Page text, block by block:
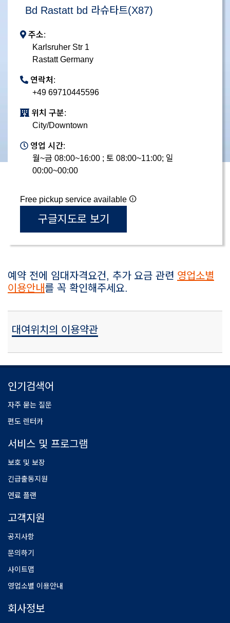
Bd Rastatt bd 라슈타트(X87)
주소:
Karlsruher Str 1
Rastatt Germany
연락처:
+49 69710445596
위치 구분:
City/Downtown
영업 시간:
월~금 08:00~16:00 ; 토 08:00~11:00; 일
00:00~00:00
Free pickup service available
구글지도로 보기
예약 전에 임대자격요건, 추가 요금 관련 영업소별
이용안내를 꼭 확인해주세요.
대여위치의 이용약관
인기검색어
자주 묻는 질문
편도 렌터카
서비스 및 프로그램
보호 및 보장
긴급출동지원
연료 플랜
고객지원
공지사항
문의하기
사이트맵
영업소별 이용안내
회사정보